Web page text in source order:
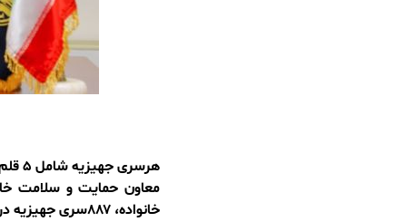
هرسری جهیزیه شامل ۵ قلم کالای اساسی است .
معاون حمایت و سلامت
خانواده، ۸۸۷سری جهیزیه در شش ماهه اول سال ۱۴۰۳ به نوعروسان مددجو تحت حمایت اهدا شد.